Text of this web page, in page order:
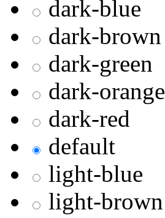
dark-blue
dark-brown
dark-green
dark-orange
dark-red
default
light-blue
light-brown